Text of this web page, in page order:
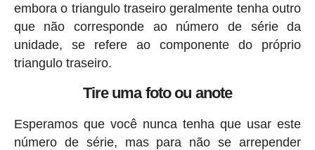
embora o triangulo traseiro geralmente tenha outro
que não corresponde ao número de série da
unidade, se refere ao componente do próprio
triangulo traseiro.
Tire uma foto ou anote
Esperamos que você nunca tenha que usar este
número de série, mas para não se arrepender